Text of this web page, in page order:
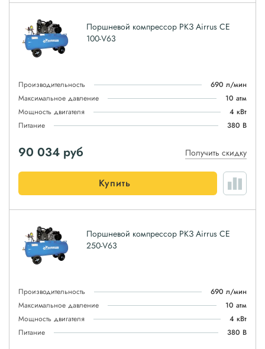
Поршневой компрессор РКЗ Airrus CE
100-V63
Производительность
690 л/мин
Максимальное давление
10 атм
Мощность двигателя
4 кВт
Питание
380 В
90 034 руб Получить скидку
Купить
Поршневой компрессор РКЗ Airrus CE
250-V63
Производительность
690 л/мин
Максимальное давление
10 атм
Мощность двигателя
4 кВт
Питание
380 В